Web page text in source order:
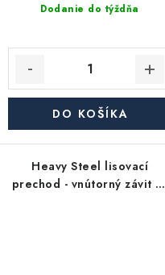
Dodanie do týždňa
DO KOŠÍKA
Heavy Steel lisovací
prechod - vnútorný závit FF